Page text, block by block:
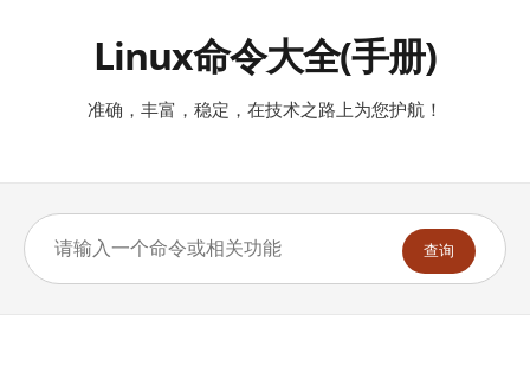
Linux命令大全(手册)
准确，丰富，稳定，在技术之路上为您护航！
查询